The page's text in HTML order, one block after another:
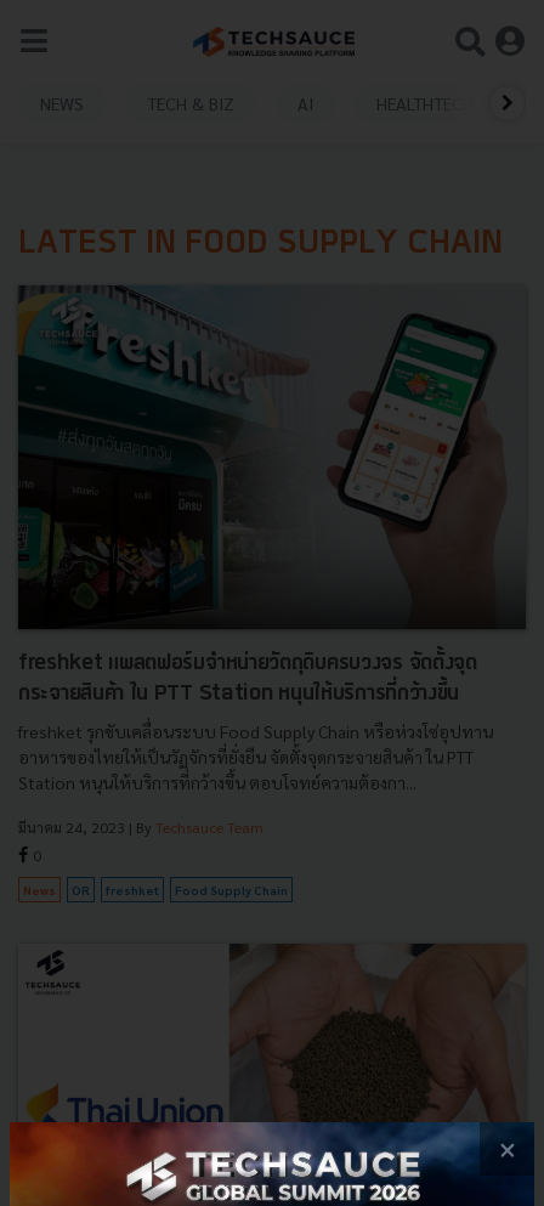
NEWS TECH & BIZ AI HEALTHTECH
LATEST IN FOOD SUPPLY CHAIN
freshket แพลตฟอร์มจำหน่ายวัตถุดิบครบวงจร จัดตั้งจุด
กระจายสินค้า ใน PTT Station หนุนให้บริการที่กว้างขึ้น
freshket รุกขับเคลื่อนระบบ Food Supply Chain หรือห่วงโซ่อุปทาน
อาหารของไทยให้เป็นวัฏจักรที่ยั่งยืน จัดตั้งจุดกระจายสินค้า ใน PTT
Station หนุนให้บริการที่กว้างขึ้น ตอบโจทย์ความต้องกา...
มีนาคม 24, 2023 | By Techsauce Team
0
News OR freshket Food Supply Chain
×